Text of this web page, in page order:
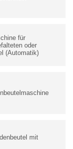
für
oder
(Automatik)
mit